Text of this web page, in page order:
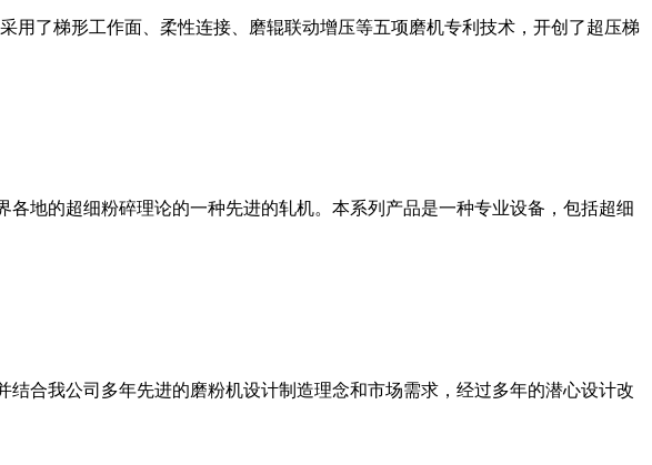
用了梯形工作面、柔性连接、磨辊联动增压等五项磨机专利技术，开创了超压梯
地的超细粉碎理论的一种先进的轧机。本系列产品是一种专业设备，包括超细
合我公司多年先进的磨粉机设计制造理念和市场需求，经过多年的潜心设计改